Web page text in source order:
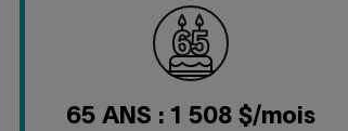
65 ANS : 1 508 $/mois